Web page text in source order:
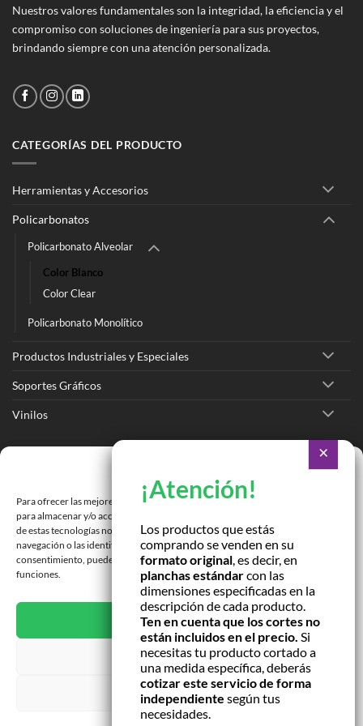
Para ofrecer las mejores experiencias, utilizamos tecnologías como las cookies
para almacenar y/o acceder a la información del dispositivo. El consentimiento
de estas tecnologías nos permitirá procesar datos como el comportamiento de
navegación o las identificaciones únicas en este sitio. No consentir o retirar el
consentimiento, puede afectar negativamente a ciertas características y
funciones.
ACEPTAR
DENEGAR
VER PREFERENCIAS
Nuestros valores fundamentales son la integridad, la eficiencia y el
compromiso con soluciones de ingeniería para sus proyectos,
brindando siempre con una atención personalizada.
CATEGORÍAS DEL PRODUCTO
Herramientas y Accesorios
Policarbonatos
Policarbonato Alveolar
Color Blanco
Color Clear
Policarbonato Monolítico
Productos Industriales y Especiales
Soportes Gráficos
Vinilos
Román Spech 3213, Quinta Normal, Región Metropolitana
Janequeo 1770, Concepción, Región Bío Bío
Contactar por correo
TÉRMINOS Y CONDICIONES
Los productos que estás
comprando se venden en su
formato original, es decir, en
planchas estándarcon las
dimensiones especificadas en la
descripción de cada producto.
Ten en cuenta que los cortes no
están incluidos en el precio. Si
necesitas tu producto cortado a
una medida específica, deberás
cotizar este servicio de forma
independiente según tus
necesidades.